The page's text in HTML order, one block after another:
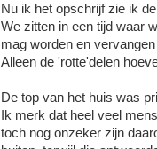
Nu ik het opschrijf zie ik
We zitten in een tijd waar
mag worden en
Alleen de 'rotte'delen
De top van het huis was
Ik merk dat heel veel
toch nog onzeker zijn